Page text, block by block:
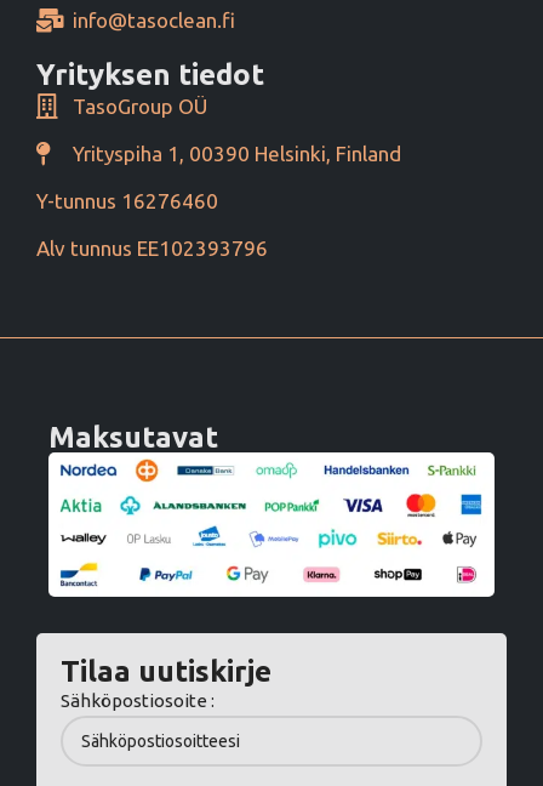
info@tasoclean.fi
Yrityksen tiedot
TasoGroup OÜ
Yrityspiha 1, 00390 Helsinki, Finland
Y-tunnus 16276460
Alv tunnus EE102393796
Maksutavat
Tilaa uutiskirje
Sähköpostiosoite :